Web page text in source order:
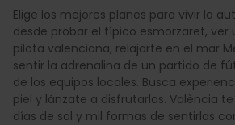
Elige los mejores planes para vivir la
desde probar el típico esmorzaret, ver
pilota valenciana, relajarte en el mar
sentir la adrenalina de un partido de
de los equipos locales. Busca
piel y lánzate a disfrutarlas. València
días de sol y mil formas de sentirlas